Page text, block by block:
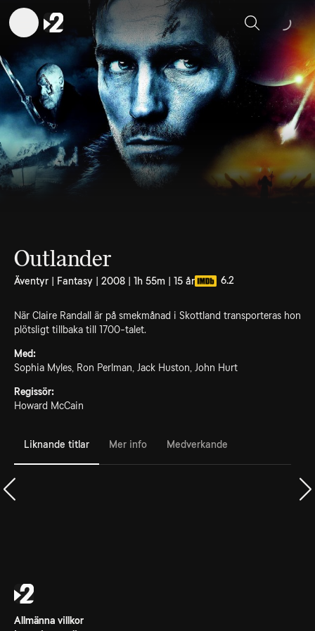
Sök
Outlander
Äventyr | Fantasy | 2008 | 1h 55m | 15 år 6.2
När Claire Randall är på smekmånad i Skottland transporteras hon
plötsligt tillbaka till 1700-talet.
Med:
Sophia Myles, Ron Perlman, Jack Huston, John Hurt
Regissör:
Howard McCain
Liknande titlar Mer info Medverkande
Allmänna villkor